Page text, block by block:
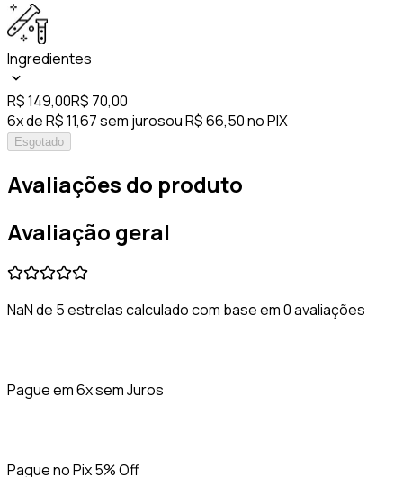
Ingredientes
R$ 149,00R$ 70,00
6x de R$ 11,67 sem jurosou R$ 66,50 no PIX
Esgotado
Avaliações do produto
Avaliação geral
NaN de 5 estrelas calculado com base em 0 avaliações
Pague em 6x sem Juros
Pague no Pix 5% Off